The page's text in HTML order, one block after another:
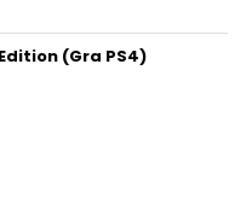
(Gra PS4)